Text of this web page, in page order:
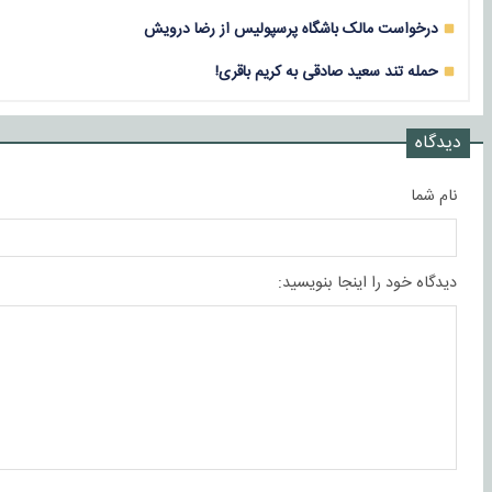
درخواست مالک باشگاه پرسپولیس از رضا درویش
حمله تند سعید صادقی به کریم باقری!
دیدگاه
نام شما
دیدگاه خود را اینجا بنویسید: